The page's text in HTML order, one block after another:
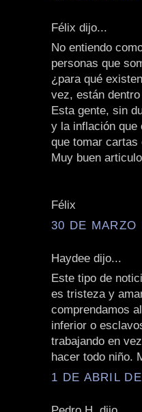
Félix dijo...
No entiendo
personas que
¿para qué
vez, están
Esta gente, sin
y la inflación que
que tomar cartas
Muy buen
Félix
30 DE MARZO
Haydee dijo...
Este tipo de
es tristeza y
comprendamos
inferior o
trabajando en
hacer todo niño.
1 DE ABRIL